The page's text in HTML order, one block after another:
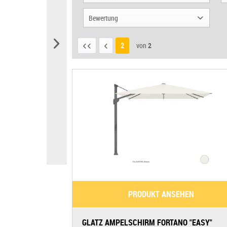
May
Shademaker
quadratisch
rechteckig
Kurbel
Bewertung
& mehr
& mehr
& mehr
2 von 2
PRODUKT ANSEHEN
GLATZ AMPELSCHIRM FORTANO "EASY"